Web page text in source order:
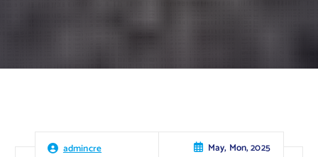
admincre May, Mon, 2025